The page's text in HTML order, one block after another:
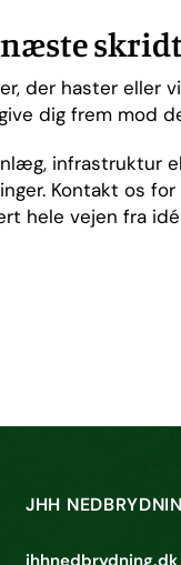
der haster eller
dig frem mod
infrastruktur
Kontakt os
hele vejen fra
JHH